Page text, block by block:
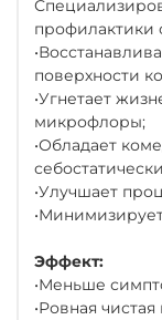
профилактики
поверхности
•Угнетает
микрофлоры;
•Обладает
•Улучшает
Эффект:
•Меньше
•Ровная